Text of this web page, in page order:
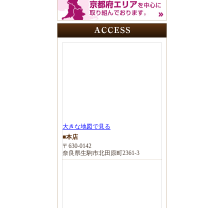
大きな地図で見る
■本店
〒630-0142
奈良県生駒市北田原町2361-3